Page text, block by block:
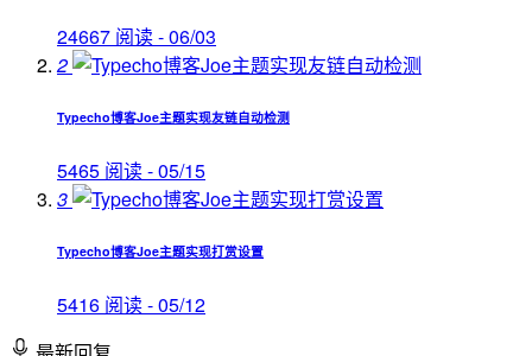
24667 阅读 - 06/03
2
Typecho博客Joe主题实现友链自动检测
5465 阅读 - 05/15
3
Typecho博客Joe主题实现打赏设置
5416 阅读 - 05/12